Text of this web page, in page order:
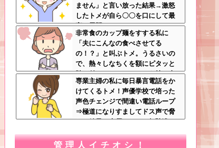
ません」と言い放った結果→激怒
したトメが自ら〇〇を口にして最
高の展開へｗｗｗｗｗｗ
非常食のカップ麺をすする私に
「夫にこんなの食べさせてる
の！？」と叫ぶトメ。うるさいの
で、熱々しなちくを額にピタッと
貼り付け、チャーシューを持ち上
げたらｗｗｗｗｗ
専業主婦の私に毎日暴言電話をか
けてくるトメ！声優学校で培った
声色チェンジで間違い電話ループ
⇒極道になりすましてドス声で脅
した結果←声優スキルの無駄遣い
管理人イチオシ！